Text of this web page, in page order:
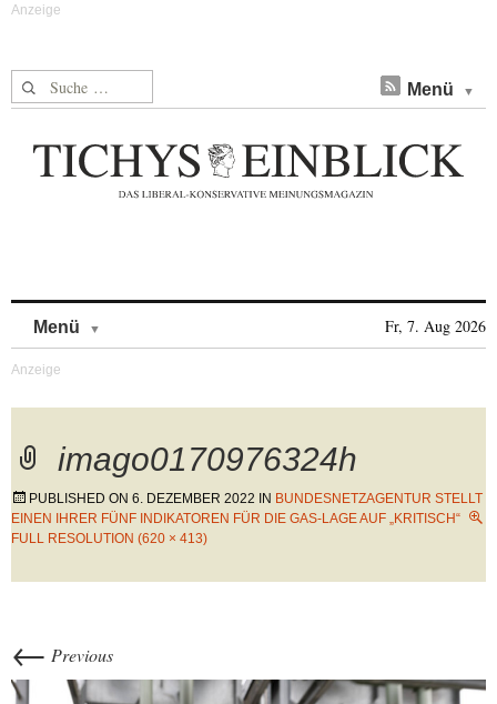
Suche nach: Menü
Menü Fr, 7. Aug 2026
imago0170976324h
PUBLISHED ON 6. DEZEMBER 2022 IN BUNDESNETZAGENTUR STELLT
EINEN IHRER FÜNF INDIKATOREN FÜR DIE GAS-LAGE AUF „KRITISCH“
FULL RESOLUTION (620 × 413)
← Previous